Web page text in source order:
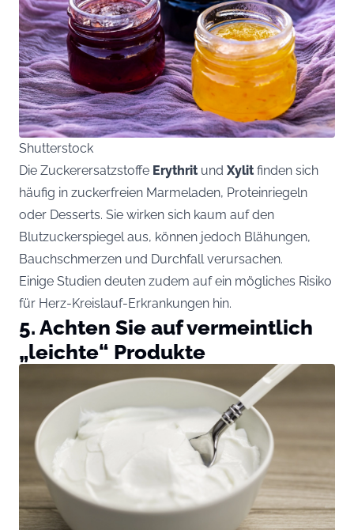
Shutterstock
Die Zuckerersatzstoffe Erythritund Xylitfinden sich
häufig in zuckerfreien Marmeladen, Proteinriegeln
oder Desserts. Sie wirken sich kaum auf den
Blutzuckerspiegel aus, können jedoch Blähungen,
Bauchschmerzen und Durchfall verursachen.
Einige Studien deuten zudem auf ein mögliches Risiko
für Herz-Kreislauf-Erkrankungen hin.
5. Achten Sie auf vermeintlich
„leichte“ Produkte